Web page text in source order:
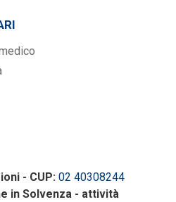
- CUP: 02 40308244
in Solvenza - attività